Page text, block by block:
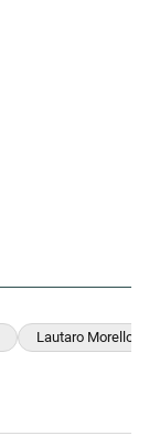
Lautaro Morello